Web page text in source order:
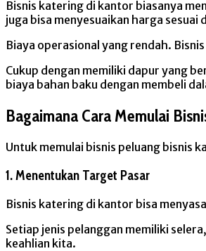
Bisnis katering di kantor biasanya
juga bisa menyesuaikan harga
Biaya operasional yang rendah.
Cukup dengan memiliki dapur yang
biaya bahan baku dengan membeli
Bagaimana Cara Memulai
Untuk memulai bisnis peluang bisnis
1. Menentukan Target Pasar
Bisnis katering di kantor bisa
Setiap jenis pelanggan memiliki
keahlian kita.